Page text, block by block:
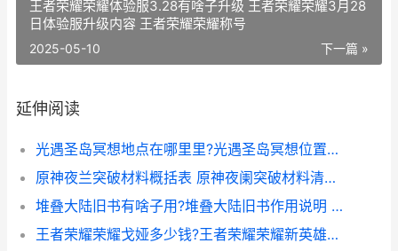
王者荣耀荣耀体验服3.28有啥子升级 王者荣耀荣耀3月28
日体验服升级内容 王者荣耀荣耀称号
下一篇 »
2025-05-10
延伸阅读
光遇圣岛冥想地点在哪里里?光遇圣岛冥想位置坐标图 光遇圣岛任务怎么过
原神夜兰突破材料概括表 原神夜阑突破材料清单锦集 原神夜兰突破材料在哪里
堆叠大陆旧书有啥子用?堆叠大陆旧书作用说明 堆叠大陆旧书怎么用
王者荣耀荣耀戈娅多少钱?王者荣耀荣耀新英雄戈娅价格说明 王者荣耀荣耀战区怎么设置